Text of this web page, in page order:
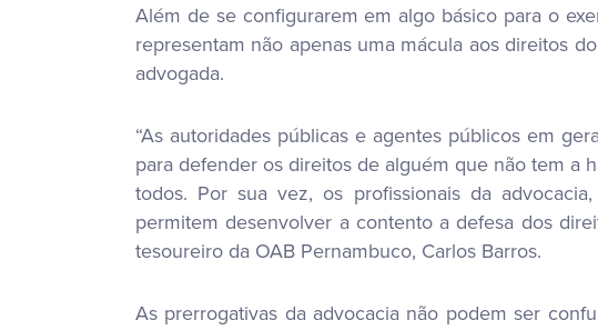
Além de se configurarem em algo básico para o
representam não apenas uma mácula aos direitos
advogada.
“As autoridades públicas e agentes públicos em
para defender os direitos de alguém que não tem a
todos. Por sua vez, os profissionais da
permitem desenvolver a contento a defesa dos
tesoureiro da OAB Pernambuco, Carlos Barros.
As prerrogativas da advocacia não podem ser